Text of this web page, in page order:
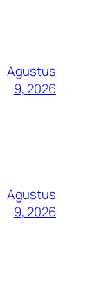
Agustus
9, 2026
Agustus
9, 2026